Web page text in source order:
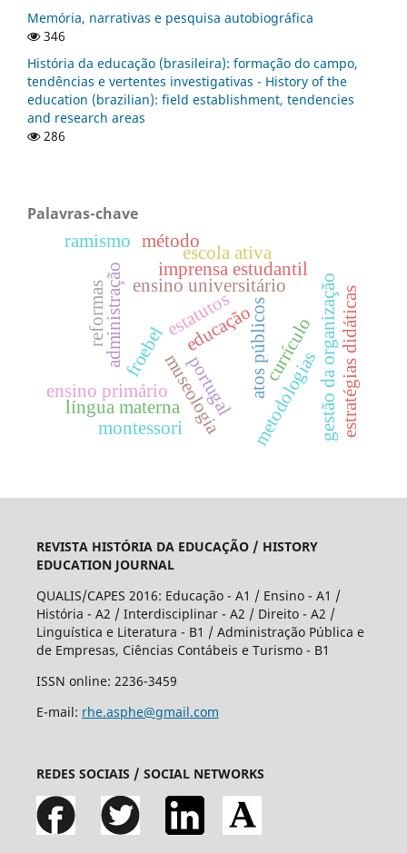
Memória, narrativas e pesquisa autobiográfica
346
História da educação (brasileira): formação do campo,
tendências e vertentes investigativas - History of the
education (brazilian): field establishment, tendencies
and research areas
286
Palavras-chave
museologia
froebel
estatutos
ensino universitário
administração atos públicos
ensino primário
língua materna
metodologias
montessori
imprensa estudantil
escola ativa
portugal
reformas gestão da organizaçãoestratégias didáticas
educaçãocurrículo
método
ramismo
REVISTA HISTÓRIA DA EDUCAÇÃO / HISTORY
EDUCATION JOURNAL
QUALIS/CAPES 2016: Educação - A1 / Ensino - A1 /
História - A2 / Interdisciplinar - A2 / Direito - A2 /
Linguística e Literatura - B1 / Administração Pública e
de Empresas, Ciências Contábeis e Turismo - B1
ISSN online: 2236-3459
E-mail: rhe.asphe@gmail.com
REDES SOCIAIS / SOCIAL NETWORKS